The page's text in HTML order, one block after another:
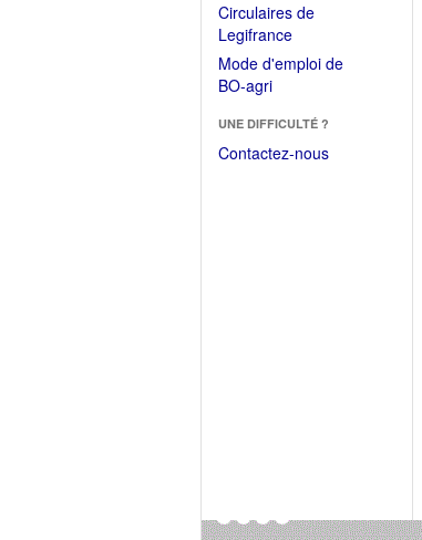
Circulaires de
Legifrance(Ouvrir
dans
une
fenêtre)
Mode d'emploi de
BO-agri(Ouvrir
une
nouvelle
UNE DIFFICULTÉ ?
Contactez-nous